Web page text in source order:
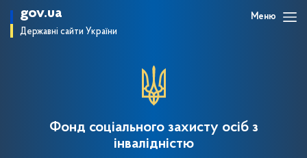
gov.ua
Державні сайти України
Меню
Фонд соціального захисту осіб з
інвалідністю